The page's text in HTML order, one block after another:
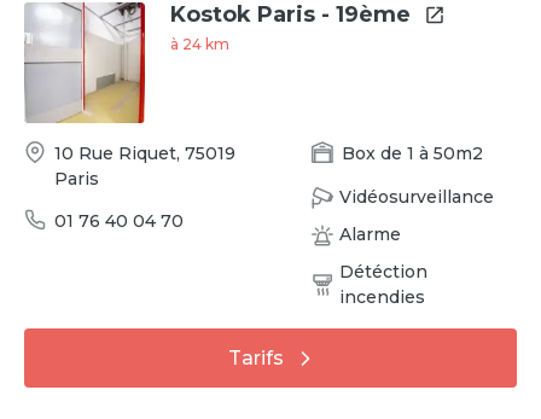
Kostok Paris - 19ème
à 24 km
10 Rue Riquet, 75019
Paris
01 76 40 04 70
Boxde 1 à 50m2
Vidéosurveillance
Alarme
Détéction
incendies
Tarifs